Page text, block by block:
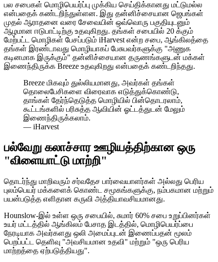
பல சபைகள் மொழிபெயர்ப்பு முக்கிய செய்திக்கானது மட்டுமல்ல
என்பதைக் கண்டறிந்துள்ளன. இது தன்னிச்சையான ஜெபங்கள்
முதல் ஆராதனை வரை சேவையின் ஒவ்வொரு பகுதியுடனும்
ஆழமான ஈடுபாட்டிற்கு உதவுகிறது. தங்கள் சபையில் 20 க்கும்
மேற்பட்ட மொழிகள் பேசப்படும் iHarvest என்ற சபை, ஆங்கிலத்தை
தங்கள் இரண்டாவது மொழியாகப் பேசுபவர்களுக்கு "அணுக
கடினமாக இருக்கும்" தன்னிச்சையான தருணங்களுடன் மக்கள்
இணைந்திருக்க Breeze உதவுகிறது என்பதைக் கண்டறிந்தது.
Breeze மிகவும் துல்லியமானது, அவர்கள் தங்கள்
தொலைபேசிகளை விரைவாக எடுத்துக்கொண்டு,
தாங்கள் தேர்ந்தெடுத்த மொழியில் பின்தொடரலாம்,
கூட்டங்களில் பரிசுத்த ஆவியின் ஓட்டத்துடன் மேலும்
இணைந்திருக்கலாம்.
— iHarvest
பல்வேறு கலாச்சார ஊழியத்திற்கான ஒரு
"விளையாட்டு மாற்றி"
தொடர்ந்து மாறிவரும் சர்வதேச பார்வையாளர்கள் அல்லது பெரிய
புலம்பெயர் மக்களைக் கொண்ட சமூகங்களுக்கு, நம்பகமான மற்றும்
பயன்படுத்த எளிதான கருவி அத்தியாவசியமானது.
Hounslow-இல் உள்ள ஒரு சபையில், சுமார் 60% சபை உறுப்பினர்கள்
உயர் மட்டத்தில் ஆங்கிலம் பேசாத இடத்தில், மொழிபெயர்ப்பை
நேரடியாக அவர்களது ஒலி அமைப்புடன் இணைப்பதன் மூலம்
பெறப்பட்ட தெளிவு "அவசியமான உதவி" மற்றும் "ஒரு பெரிய
மாற்றத்தை ஏற்படுத்தியது".